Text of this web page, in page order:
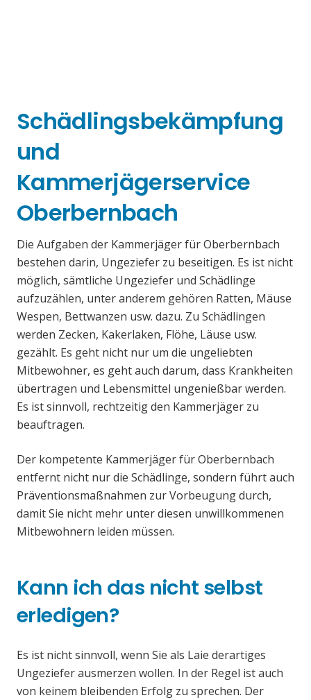
Schädlingsbekämpfung
und
Kammerjägerservice
Oberbernbach
Die Aufgaben der Kammerjäger für Oberbernbach
bestehen darin, Ungeziefer zu beseitigen. Es ist nicht
möglich, sämtliche Ungeziefer und Schädlinge
aufzuzählen, unter anderem gehören Ratten, Mäuse
Wespen, Bettwanzen usw. dazu. Zu Schädlingen
werden Zecken, Kakerlaken, Flöhe, Läuse usw.
gezählt. Es geht nicht nur um die ungeliebten
Mitbewohner, es geht auch darum, dass Krankheiten
übertragen und Lebensmittel ungenießbar werden.
Es ist sinnvoll, rechtzeitig den Kammerjäger zu
beauftragen.
Der kompetente Kammerjäger für Oberbernbach
entfernt nicht nur die Schädlinge, sondern führt auch
Präventionsmaßnahmen zur Vorbeugung durch,
damit Sie nicht mehr unter diesen unwillkommenen
Mitbewohnern leiden müssen.
Kann ich das nicht selbst
erledigen?
Es ist nicht sinnvoll, wenn Sie als Laie derartiges
Ungeziefer ausmerzen wollen. In der Regel ist auch
von keinem bleibenden Erfolg zu sprechen. Der